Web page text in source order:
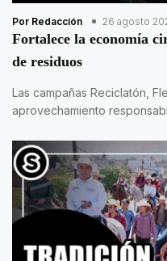
Por Redacción 26 agosto
Fortalece la economía
de residuos
Las campañas Reciclatón,
aprovechamiento